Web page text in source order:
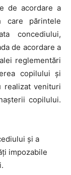
de acordare a
care părintele
concediului,
de acordare a
reglementări
copilului şi
realizat venituri
copilului.
şi a
impozabile